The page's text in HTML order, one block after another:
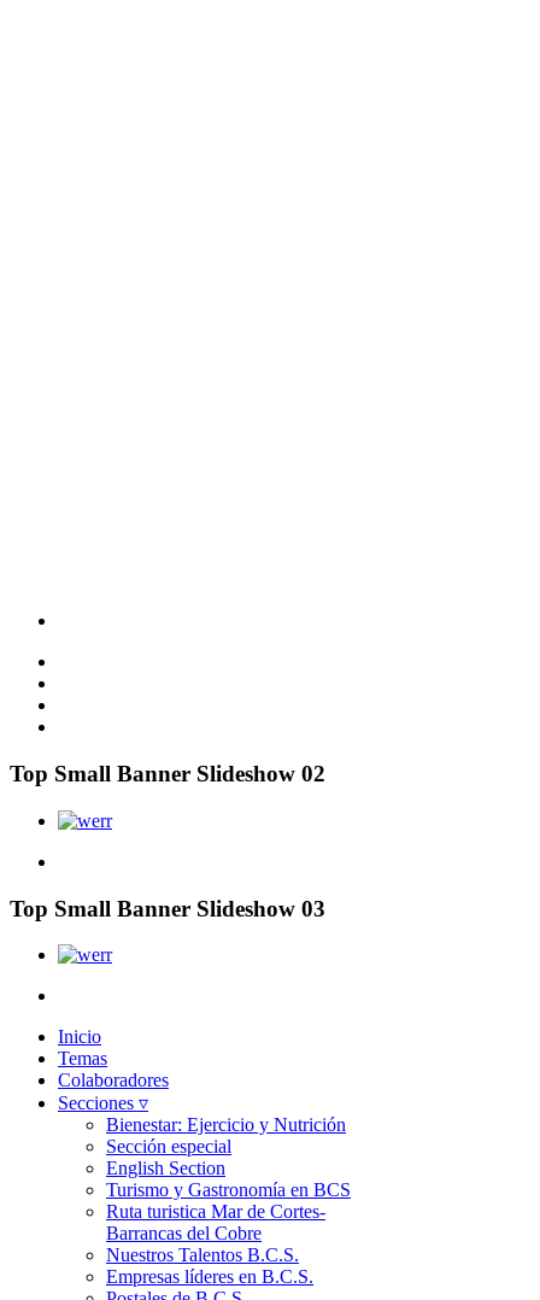
Top Small Banner Slideshow 02
Top Small Banner Slideshow 03
Inicio
Temas
Colaboradores
Secciones ▿
Bienestar: Ejercicio y Nutrición
Sección especial
English Section
Turismo y Gastronomía en BCS
Ruta turistica Mar de Cortes-
Barrancas del Cobre
Nuestros Talentos B.C.S.
Empresas líderes en B.C.S.